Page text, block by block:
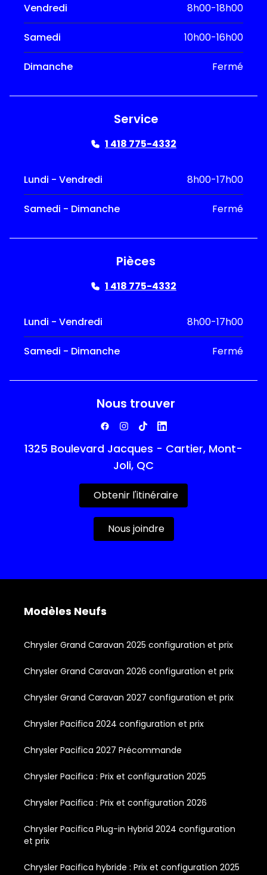
Vendredi 8h00-18h00
Samedi 10h00-16h00
Dimanche Fermé
Service
1 418 775-4332
Lundi - Vendredi 8h00-17h00
Samedi - Dimanche Fermé
Pièces
1 418 775-4332
Lundi - Vendredi 8h00-17h00
Samedi - Dimanche Fermé
Nous trouver
1325 Boulevard Jacques - Cartier, Mont-
Joli, QC
Obtenir l'itinéraire
Nous joindre
Modèles Neufs
Chrysler Grand Caravan 2025 configuration et prix
Chrysler Grand Caravan 2026 configuration et prix
Chrysler Grand Caravan 2027 configuration et prix
Chrysler Pacifica 2024 configuration et prix
Chrysler Pacifica 2027 Précommande
Chrysler Pacifica : Prix et configuration 2025
Chrysler Pacifica : Prix et configuration 2026
Chrysler Pacifica Plug-in Hybrid 2024 configuration
et prix
Chrysler Pacifica hybride : Prix et configuration 2025